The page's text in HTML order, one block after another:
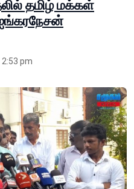
தமிழ் மக்கள்
pm